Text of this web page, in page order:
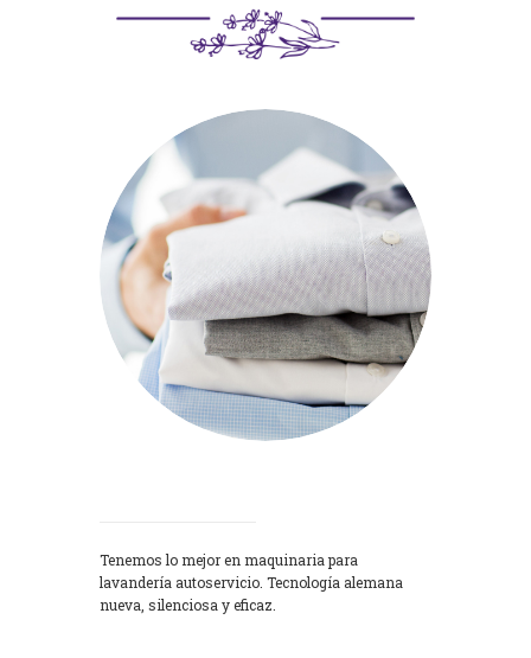
Tenemos lo mejor en maquinaria para
lavandería autoservicio. Tecnología alemana
nueva, silenciosa y eficaz.